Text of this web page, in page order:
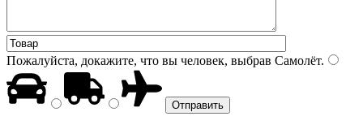
Пожалуйста, докажите, что вы человек, выбрав Самолёт.